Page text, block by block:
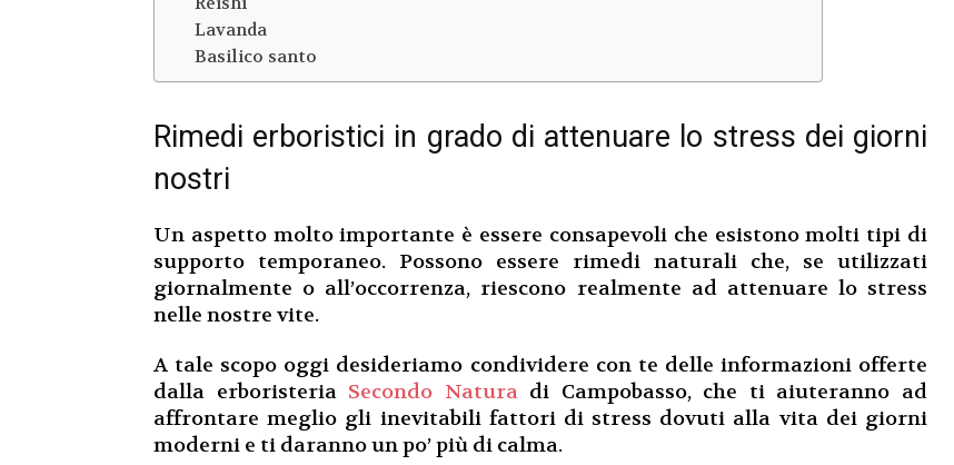
Lavanda
Basilico santo
Rimedi erboristici in grado di attenuare lo stress dei giorni
nostri
Un aspetto molto importante è essere consapevoli che esistono molti tipi di
supporto temporaneo. Possono essere rimedi naturali che, se utilizzati
giornalmente o all’occorrenza, riescono realmente ad attenuare lo stress
nelle nostre vite.
A tale scopo oggi desideriamo condividere con te delle informazioni offerte
dalla erboristeria Secondo Naturadi Campobasso, che ti aiuteranno ad
affrontare meglio gli inevitabili fattori di stress dovuti alla vita dei giorni
moderni e ti daranno un po’ più di calma.